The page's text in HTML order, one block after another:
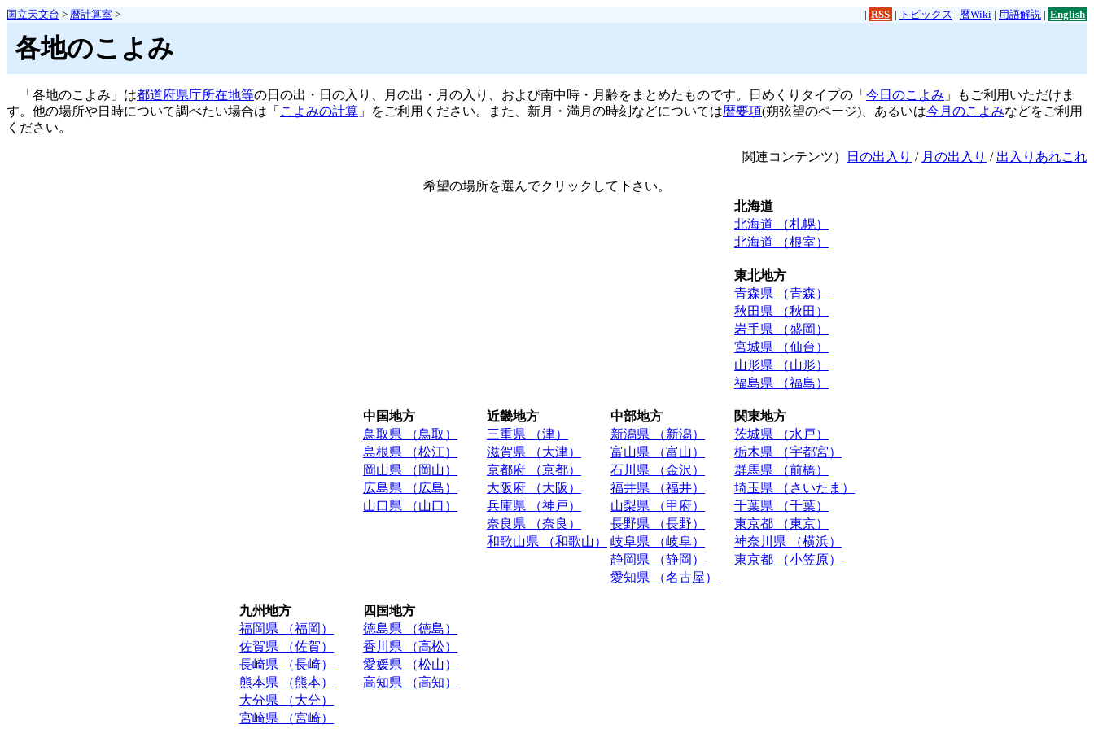
国立天文台 > 暦計算室 > | RSS | トピックス | 暦Wiki| 用語解説| English
各地のこよみ
「各地のこよみ」は都道府県庁所在地等の日の出・日の入り、月の出・月の入り、および南中時・月齢をまとめたものです。日めくりタイプの「 今日のこよみ 」もご利用いただけま
す。他の場所や日時について調べたい場合は「 こよみの計算 」をご利用ください。また、新月・満月の時刻などについては暦要項(朔弦望のページ)、あるいは今月のこよみなどをご利用
ください。
関連コンテンツ） 日の出入り / 月の出入り / 出入りあれこれ
希望の場所を選んでクリックして下さい。
北海道
北海道 （札幌）
北海道 （根室）
東北地方
青森県 （青森）
秋田県 （秋田）
岩手県 （盛岡）
宮城県 （仙台）
山形県 （山形）
福島県 （福島）
中国地方
鳥取県 （鳥取）
島根県 （松江）
岡山県 （岡山）
広島県 （広島）
山口県 （山口）
近畿地方
三重県 （津）
滋賀県 （大津）
京都府 （京都）
大阪府 （大阪）
兵庫県 （神戸）
奈良県 （奈良）
和歌山県 （和歌山）
中部地方
新潟県 （新潟）
富山県 （富山）
石川県 （金沢）
福井県 （福井）
山梨県 （甲府）
長野県 （長野）
岐阜県 （岐阜）
静岡県 （静岡）
愛知県 （名古屋）
関東地方
茨城県 （水戸）
栃木県 （宇都宮）
群馬県 （前橋）
埼玉県 （さいたま）
千葉県 （千葉）
東京都 （東京）
神奈川県 （横浜）
東京都 （小笠原）
九州地方
福岡県 （福岡）
佐賀県 （佐賀）
長崎県 （長崎）
熊本県 （熊本）
大分県 （大分）
宮崎県 （宮崎）
四国地方
徳島県 （徳島）
香川県 （高松）
愛媛県 （松山）
高知県 （高知）